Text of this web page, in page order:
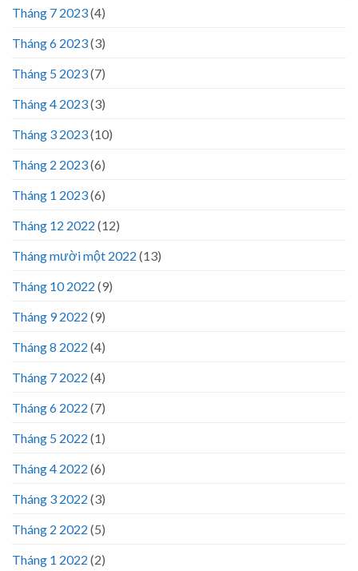
Tháng 7 2023(4)
Tháng 6 2023(3)
Tháng 5 2023(7)
Tháng 4 2023(3)
Tháng 3 2023(10)
Tháng 2 2023(6)
Tháng 1 2023(6)
Tháng 12 2022 (12)
Tháng mười một 2022 (13)
Tháng 10 2022 (9)
Tháng 9 2022 (9)
Tháng 8 2022 (4)
Tháng 7 2022 (4)
Tháng 6 2022 (7)
Tháng 5 2022 (1)
Tháng 4 2022 (6)
Tháng 3 2022 (3)
Tháng 2 2022 (5)
Tháng 1 2022 (2)